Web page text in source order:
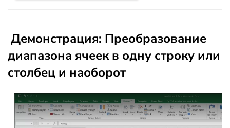
Демонстрация: Преобразование
диапазона ячеек в одну строку или
столбец и наоборот